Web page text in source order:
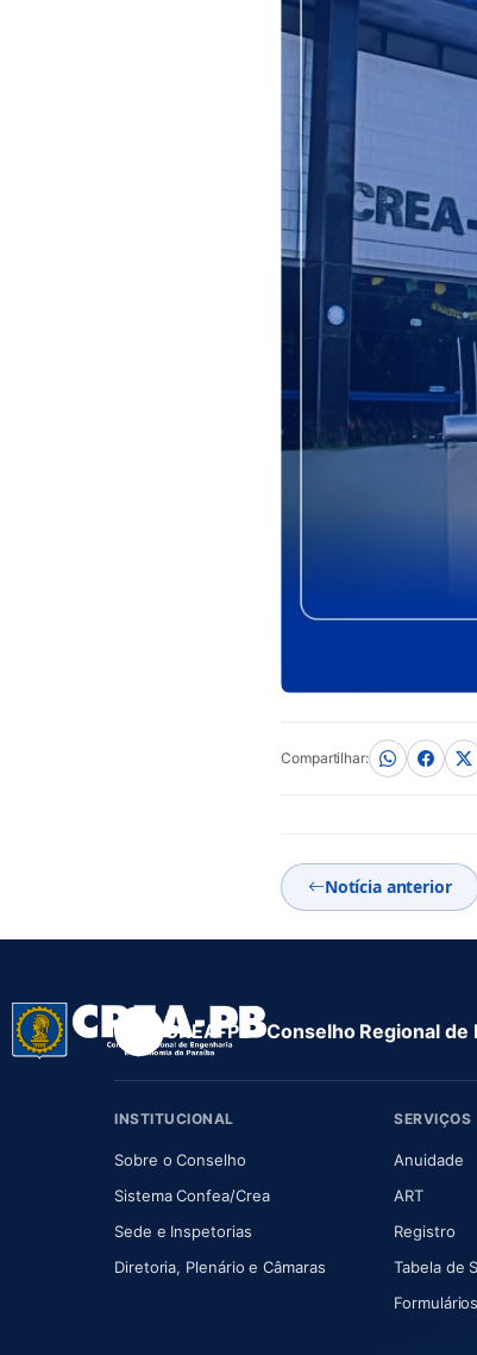
Compartilhar:
Notícia anterior
CREA-PB · Conselho Regional
INSTITUCIONAL
Sobre o Conselho(abre em nova aba)
Sistema Confea/Crea(abre em nova aba)
Sede e Inspetorias
Diretoria, Plenário e Câmaras(abre em nova aba)
SERVIÇOS
Anuidade
ART(abre
Registro
Tabela de
Formulários